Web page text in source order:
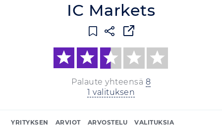
IC Markets
Palaute yhteensä 8
1 valituksen
YRITYKSEN ARVIOT ARVOSTELU VALITUKSIA